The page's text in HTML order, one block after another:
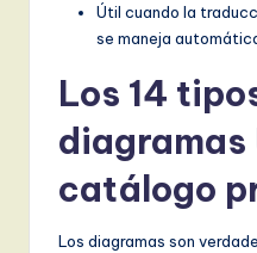
Útil cuando la
se maneja
Los 14
diagramas
catálogo
Los diagramas son